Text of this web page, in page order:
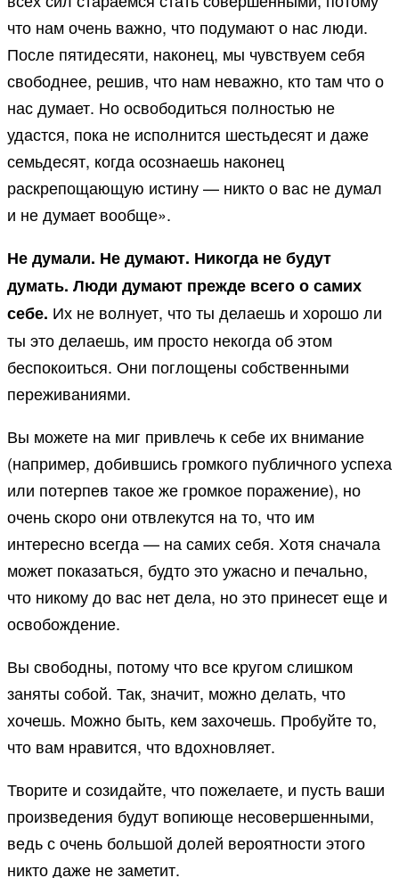
что нам очень важно, что подумают о нас люди.
После пятидесяти, наконец, мы чувствуем себя
свободнее, решив, что нам неважно, кто там что о
нас думает. Но освободиться полностью не
удастся, пока не исполнится шестьдесят и даже
семьдесят, когда осознаешь наконец
раскрепощающую истину — никто о вас не думал
и не думает вообще».
Не думали. Не думают. Никогда не будут
думать. Люди думают прежде всего о самих
себе. Их не волнует, что ты делаешь и хорошо ли
ты это делаешь, им просто некогда об этом
беспокоиться. Они поглощены собственными
переживаниями.
Вы можете на миг привлечь к себе их внимание
(например, добившись громкого публичного успеха
или потерпев такое же громкое поражение), но
очень скоро они отвлекутся на то, что им
интересно всегда — на самих себя. Хотя сначала
может показаться, будто это ужасно и печально,
что никому до вас нет дела, но это принесет еще и
освобождение.
Вы свободны, потому что все кругом слишком
заняты собой. Так, значит, можно делать, что
хочешь. Можно быть, кем захочешь. Пробуйте то,
что вам нравится, что вдохновляет.
Творите и созидайте, что пожелаете, и пусть ваши
произведения будут вопиюще несовершенными,
ведь с очень большой долей вероятности этого
никто даже не заметит.